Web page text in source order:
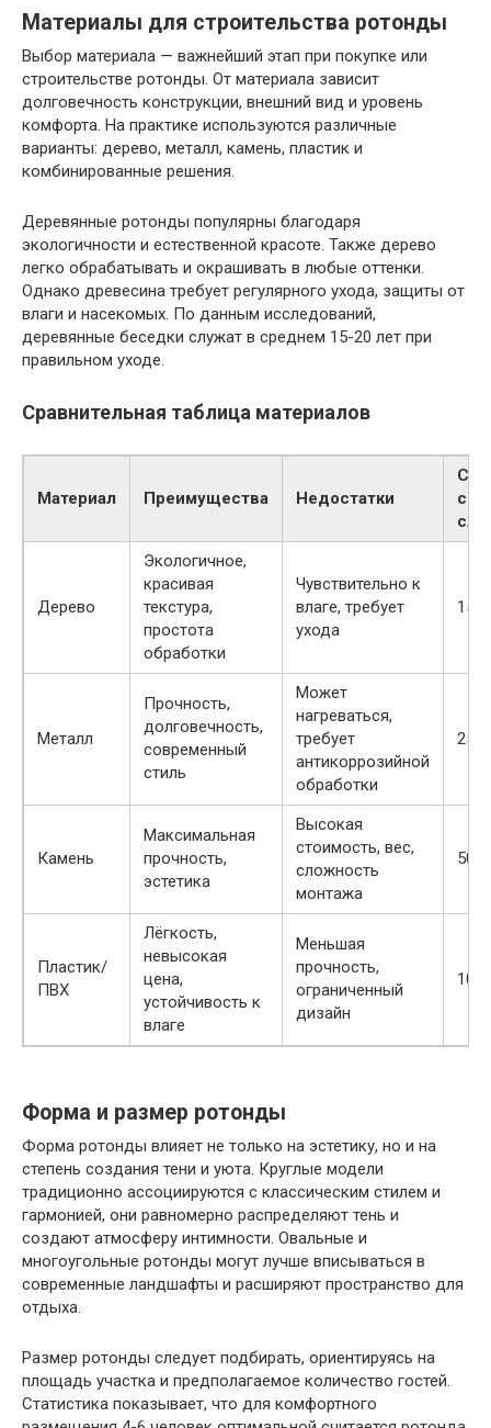
Материалы для строительства ротонды
Выбор материала — важнейший этап при покупке или
строительстве ротонды. От материала зависит
долговечность конструкции, внешний вид и уровень
комфорта. На практике используются различные
варианты: дерево, металл, камень, пластик и
комбинированные решения.
Деревянные ротонды популярны благодаря
экологичности и естественной красоте. Также дерево
легко обрабатывать и окрашивать в любые оттенки.
Однако древесина требует регулярного ухода, защиты от
влаги и насекомых. По данным исследований,
деревянные беседки служат в среднем 15-20 лет при
правильном уходе.
Сравнительная таблица материалов
Материал Преимущества Недостатки
Дерево
Экологичное,
красивая
текстура,
простота
обработки
Чувствительно к
влаге, требует
ухода
15-
Металл
Прочность,
долговечность,
современный
стиль
Может
нагреваться,
требует
антикоррозийной
обработки
25-
Камень
Максимальная
прочность,
эстетика
Высокая
стоимость, вес,
сложность
монтажа
50+
Пластик/
ПВХ
Лёгкость,
невысокая
цена,
устойчивость к
влаге
Меньшая
прочность,
ограниченный
дизайн
10-
Форма и размер ротонды
Форма ротонды влияет не только на эстетику, но и на
степень создания тени и уюта. Круглые модели
традиционно ассоциируются с классическим стилем и
гармонией, они равномерно распределяют тень и
создают атмосферу интимности. Овальные и
многоугольные ротонды могут лучше вписываться в
современные ландшафты и расширяют пространство для
отдыха.
Размер ротонды следует подбирать, ориентируясь на
площадь участка и предполагаемое количество гостей.
Статистика показывает, что для комфортного